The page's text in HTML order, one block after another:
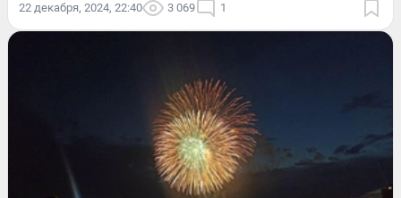
22 декабря, 2024, 22:40 3 069 1